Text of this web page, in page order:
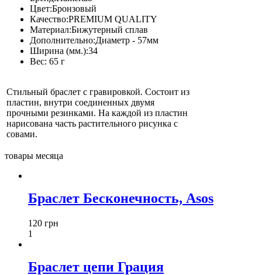
Цвет:Бронзовый
Качество:PREMIUM QUALITY
Материал:Бижутерный сплав
Дополнительно:Диаметр - 57мм
Ширина (мм.):34
Вес: 65 г
Стильный браслет с гравировкой. Состоит из
пластин, внутри соединенных двумя
прочными резинками. На каждой из пластин
нарисована часть растительного рисунка с
совами.
товары месяца
Браслет Бесконечность, Asos
120 грн
1
Браслет цепи Грация